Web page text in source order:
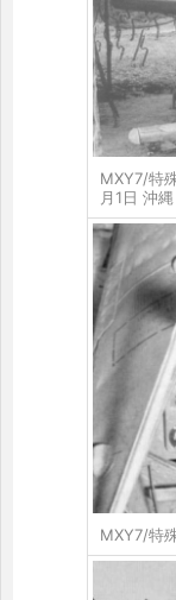
MXY7/特
月1日 沖縄
MXY7/特